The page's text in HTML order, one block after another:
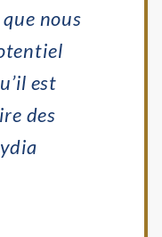
nous
est
des